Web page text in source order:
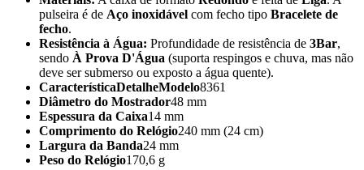
pulseira é de Aço inoxidável com fecho tipo Bracelete de
fecho.
Resistência à Água: Profundidade de resistência de 3Bar,
sendo À Prova D'Água (suporta respingos e chuva, mas não
deve ser submerso ou exposto a água quente).
CaracterísticaDetalheModelo8361
Diâmetro do Mostrador48 mm
Espessura da Caixa14 mm
Comprimento do Relógio240 mm (24 cm)
Largura da Banda24 mm
Peso do Relógio170,6 g